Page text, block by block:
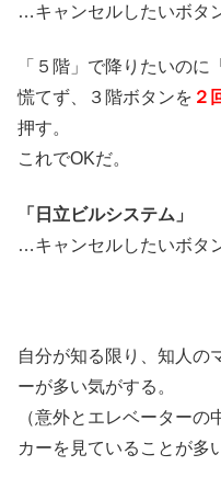
…キャンセルしたいボタ
「５階」で降りたいのに
慌てず、３階ボタンを ２
押す。
これでOKだ。
「日立ビルシステム」
…キャンセルしたいボタ
自分が知る限り、知人の
ーが多い気がする。
（意外とエレベーター
カーを見ていることが多